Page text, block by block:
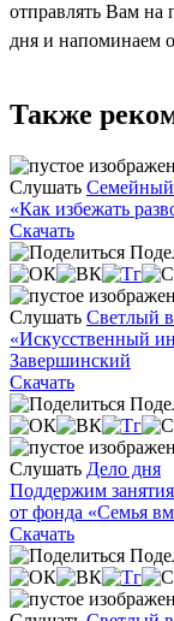
отправлять Вам на
дня и напоминаем
Также
Слушать Семейный
«Как избежать
Скачать
Слушать Светлый
«Искусственный
Завершинский
Скачать
Слушать Дело дня
Поддержим
от фонда «Семья
Скачать